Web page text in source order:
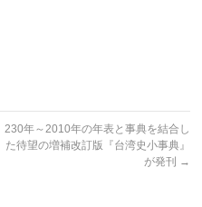
230年～2010年の年表と事典を結合し
た待望の増補改訂版『台湾史小事典』
が発刊 →